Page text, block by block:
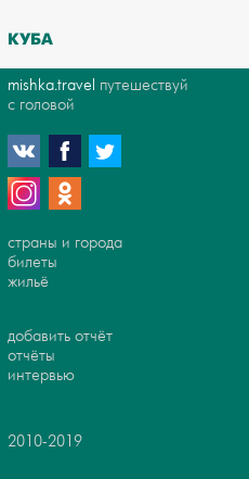
КУБА
mishka.travel путешествуй
с головой
страны и города
билеты
жильё
добавить отчёт
отчёты
интервью
2010-2019